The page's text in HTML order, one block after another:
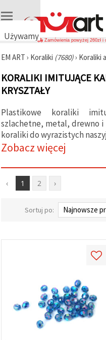
Używamy
cookie
Używamy
plików
cookie i
technologii,
aby
zapewnić
prawidłowe
działanie
strony
poprawić
komfort
korzystania
naszych
partnerów
Zamówienia powyżej 260zł i
EM ART › Koraliki (7680)› Koraliki
KORALIKI IMITUJĄCE
KRYSZTAŁY
Plastikowe koraliki
szlachetne, metal, drewno i
koraliki do wyrazistych
Zobacz więcej
‹ 1 2 ›
Sortuj po: